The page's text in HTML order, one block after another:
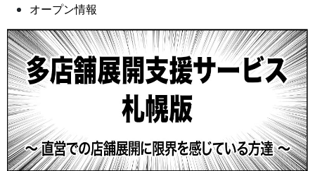
オープン情報